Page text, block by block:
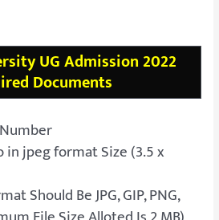
UG Admission 2022
Documents
in jpeg format Size (3.5 x
Should Be JPG, GIP, PNG,